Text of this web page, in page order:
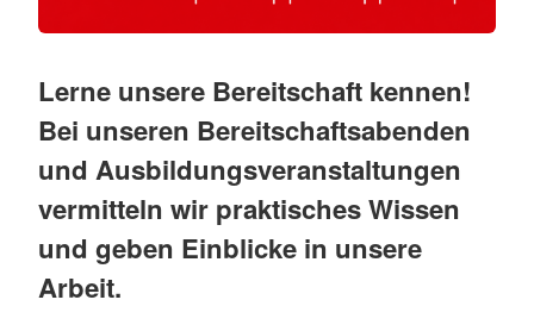
Lerne unsere Bereitschaft kennen!
Bei unseren Bereitschaftsabenden
und Ausbildungsveranstaltungen
vermitteln wir praktisches Wissen
und geben Einblicke in unsere
Arbeit.